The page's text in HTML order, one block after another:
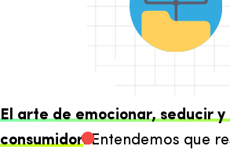
El arte de emocionar, seducir
consumidor. Entendemos que